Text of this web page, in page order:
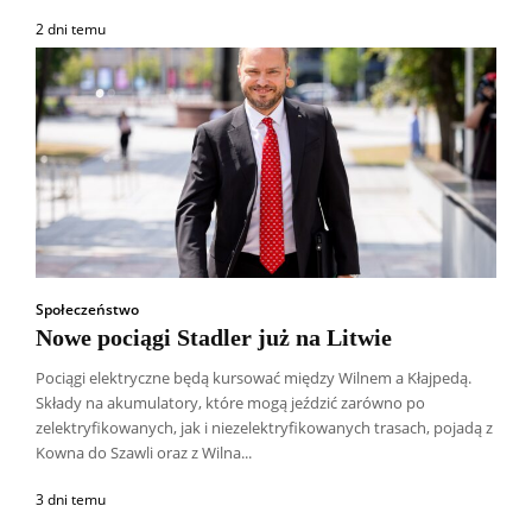
2 dni temu
Społeczeństwo
Nowe pociągi Stadler już na Litwie
Pociągi elektryczne będą kursować między Wilnem a Kłajpedą.
Składy na akumulatory, które mogą jeździć zarówno po
zelektryfikowanych, jak i niezelektryfikowanych trasach, pojadą z
Kowna do Szawli oraz z Wilna...
3 dni temu